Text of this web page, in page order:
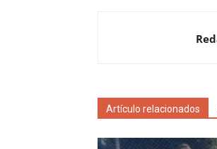
Artículo relacionados